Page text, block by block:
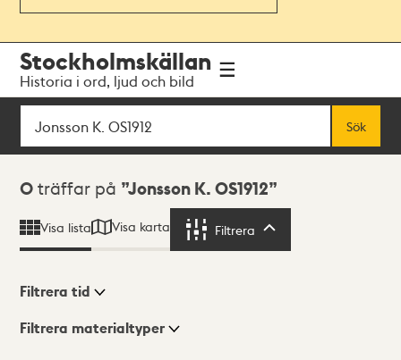
navigationen
huvudinnehållet
Stockholmskällan
Historia i ord, ljud och bild
Sök
Sök
Sökresultat
0 träffar på Jonsson K. OS1912
Visa lista Visa karta Filtrera
Visningsläge
Filtrera tid
Filtrera materialtyper